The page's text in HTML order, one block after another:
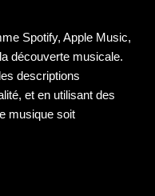
Spotify, Apple Music,
découverte musicale.
descriptions
et en utilisant des
musique soit